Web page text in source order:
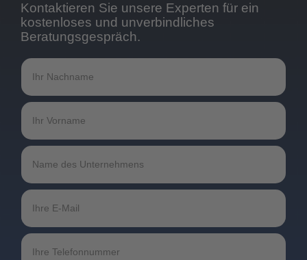
Kontaktieren Sie unsere Experten für ein
kostenloses und unverbindliches
Beratungsgespräch.